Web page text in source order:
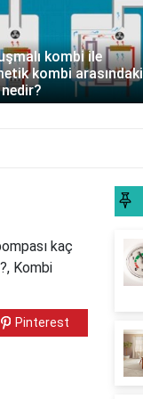
kombi ile
kombi arasındaki
kaç
Kombi
Pinterest